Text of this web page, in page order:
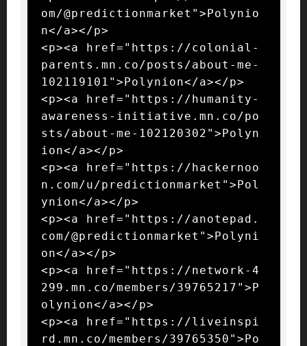
om/@predictionmarket">Polynio
n</a></p>
<p><a href="https://colonial-
parents.mn.co/posts/about-me-
102119101">Polynion</a></p>
<p><a href="https://humanity-
awareness-initiative.mn.co/po
sts/about-me-102120302">Polyn
ion</a></p>
<p><a href="https://hackernoo
n.com/u/predictionmarket">Pol
ynion</a></p>
<p><a href="https://anotepad.
com/@predictionmarket">Polyni
on</a></p>
<p><a href="https://network-4
299.mn.co/members/39765217">P
olynion</a></p>
<p><a href="https://liveinspi
rd.mn.co/members/39765350">Po